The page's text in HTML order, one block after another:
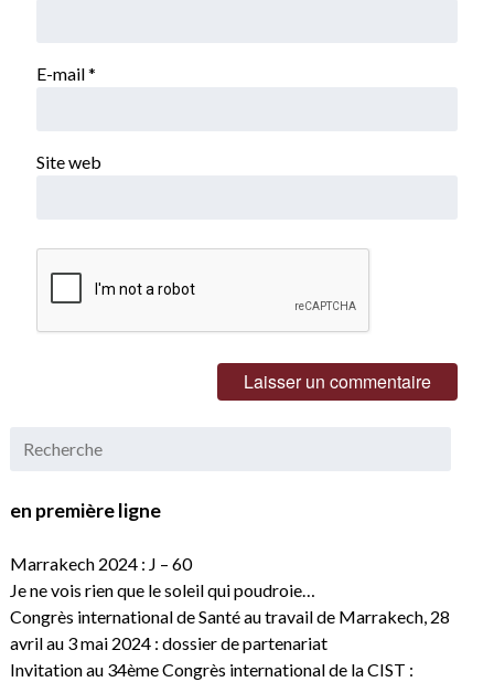
E-mail*
Site web
en première ligne
Marrakech 2024 : J – 60
Je ne vois rien que le soleil qui poudroie…
Congrès international de Santé au travail de Marrakech, 28
avril au 3 mai 2024 : dossier de partenariat
Invitation au 34ème Congrès international de la CIST :